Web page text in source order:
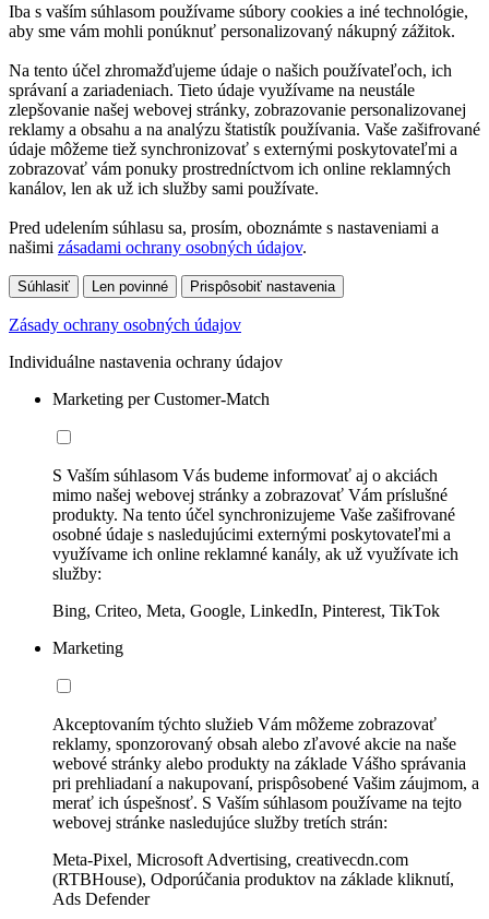
Iba s vaším súhlasom používame súbory cookies a iné technológie,
aby sme vám mohli ponúknuť personalizovaný nákupný zážitok.
Na tento účel zhromažďujeme údaje o našich používateľoch, ich
správaní a zariadeniach. Tieto údaje využívame na neustále
zlepšovanie našej webovej stránky, zobrazovanie personalizovanej
reklamy a obsahu a na analýzu štatistík používania. Vaše zašifrované
údaje môžeme tiež synchronizovať s externými poskytovateľmi a
zobrazovať vám ponuky prostredníctvom ich online reklamných
kanálov, len ak už ich služby sami používate.
Pred udelením súhlasu sa, prosím, oboznámte s nastaveniami a
našimi zásadami ochrany osobných údajov.
Súhlasiť Len povinné Prispôsobiť nastavenia
Zásady ochrany osobných údajov
Individuálne nastavenia ochrany údajov
Marketing per Customer-Match
S Vaším súhlasom Vás budeme informovať aj o akciách
mimo našej webovej stránky a zobrazovať Vám príslušné
produkty. Na tento účel synchronizujeme Vaše zašifrované
osobné údaje s nasledujúcimi externými poskytovateľmi a
využívame ich online reklamné kanály, ak už využívate ich
služby:
Bing, Criteo, Meta, Google, LinkedIn, Pinterest, TikTok
Marketing
Akceptovaním týchto služieb Vám môžeme zobrazovať
reklamy, sponzorovaný obsah alebo zľavové akcie na naše
webové stránky alebo produkty na základe Vášho správania
pri prehliadaní a nakupovaní, prispôsobené Vašim záujmom, a
merať ich úspešnosť. S Vaším súhlasom používame na tejto
webovej stránke nasledujúce služby tretích strán:
Meta-Pixel, Microsoft Advertising, creativecdn.com
(RTBHouse), Odporúčania produktov na základe kliknutí,
Ads Defender